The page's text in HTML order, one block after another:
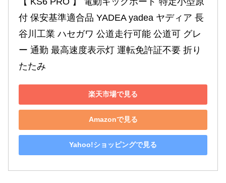
付 保安基準適合品 YADEA yadea ヤディア 長
谷川工業 ハセガワ 公道走行可能 公道可 グレ
ー 通勤 最高速度表示灯 運転免許証不要 折り
たたみ
楽天市場で見る
Amazonで見る
Yahoo!ショッピングで見る